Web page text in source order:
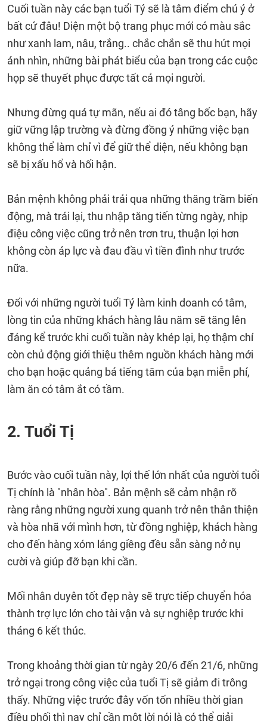
Cuối tuần này các bạn tuổi Tý sẽ là tâm điểm chú ý ở
bất cứ đâu! Diện một bộ trang phục mới có màu sắc
như xanh lam, nâu, trắng.. chắc chắn sẽ thu hút mọi
ánh nhìn, những bài phát biểu của bạn trong các cuộc
họp sẽ thuyết phục được tất cả mọi người.
Nhưng đừng quá tự mãn, nếu ai đó tâng bốc bạn, hãy
giữ vững lập trường và đừng đồng ý những việc bạn
không thể làm chỉ vì để giữ thể diện, nếu không bạn
sẽ bị xấu hổ và hối hận.
Bản mệnh không phải trải qua những thăng trầm biến
động, mà trái lại, thu nhập tăng tiến từng ngày, nhịp
điệu công việc cũng trở nên trơn tru, thuận lợi hơn
không còn áp lực và đau đầu vì tiền đình như trước
nữa.
Đối với những người tuổi Tý làm kinh doanh có tâm,
lòng tin của những khách hàng lâu năm sẽ tăng lên
đáng kể trước khi cuối tuần này khép lại, họ thậm chí
còn chủ động giới thiệu thêm nguồn khách hàng mới
cho bạn hoặc quảng bá tiếng tăm của bạn miễn phí,
làm ăn có tâm ắt có tầm.
2. Tuổi Tị
Bước vào cuối tuần này, lợi thế lớn nhất của người tuổi
Tị chính là "nhân hòa". Bản mệnh sẽ cảm nhận rõ
ràng rằng những người xung quanh trở nên thân thiện
và hòa nhã với mình hơn, từ đồng nghiệp, khách hàng
cho đến hàng xóm láng giềng đều sẵn sàng nở nụ
cười và giúp đỡ bạn khi cần.
Mối nhân duyên tốt đẹp này sẽ trực tiếp chuyển hóa
thành trợ lực lớn cho tài vận và sự nghiệp trước khi
tháng 6 kết thúc.
Trong khoảng thời gian từ ngày 20/6 đến 21/6, những
trở ngại trong công việc của tuổi Tị sẽ giảm đi trông
thấy. Những việc trước đây vốn tốn nhiều thời gian
điều phối thì nay chỉ cần một lời nói là có thể giải